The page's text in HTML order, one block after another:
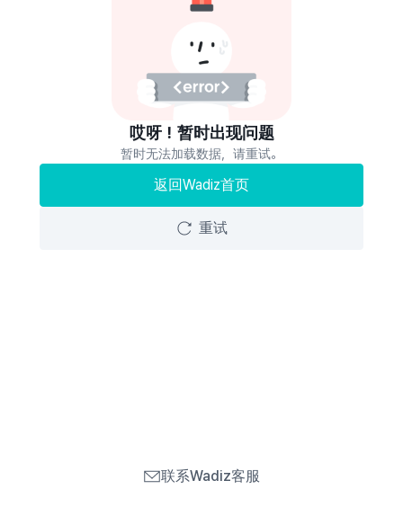
哎呀！暂时出现问题
暂时无法加载数据，请重试。
返回Wadiz首页
重试
联系Wadiz客服